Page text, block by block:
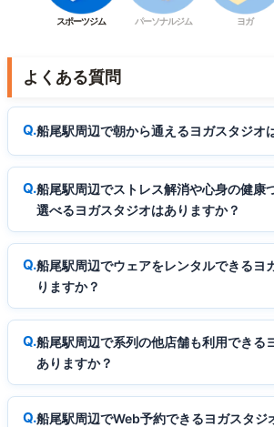
スポーツジム パーソナルジム ヨガ
よくある質問
船尾駅周辺で朝から通えるヨガスタジオ
船尾駅周辺でストレス解消や心身の健康
選べるヨガスタジオはありますか？
船尾駅周辺でウェアをレンタルできるヨ
りますか？
船尾駅周辺で系列の他店舗も利用できる
ありますか？
船尾駅周辺でWeb予約できるヨガスタジ